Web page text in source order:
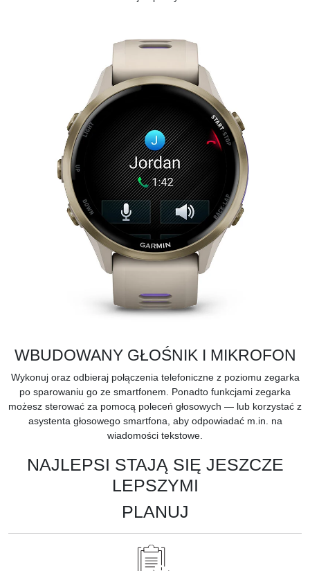
WBUDOWANY GŁOŚNIK I MIKROFON
Wykonuj oraz odbieraj połączenia telefoniczne z poziomu zegarka
po sparowaniu go ze smartfonem. Ponadto funkcjami zegarka
możesz sterować za pomocą poleceń głosowych — lub korzystać z
asystenta głosowego smartfona, aby odpowiadać m.in. na
wiadomości tekstowe.
NAJLEPSI STAJĄ SIĘ JESZCZE
LEPSZYMI
PLANUJ